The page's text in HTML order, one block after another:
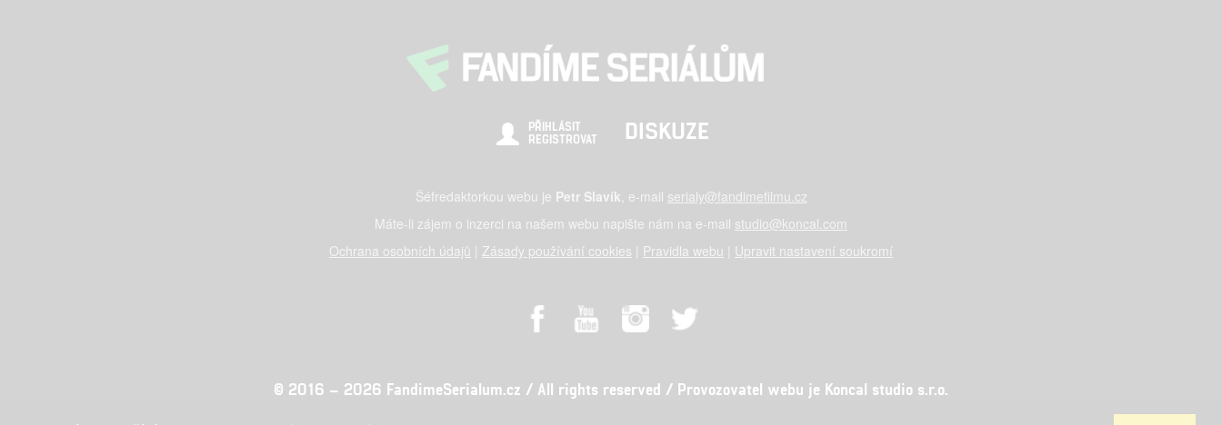
PŘIHLÁSIT
REGISTROVAT
DISKUZE
Šéfredaktorkou webu je Petr Slavík, e-mail serialy@fandimefilmu.cz
Máte-li zájem o inzerci na našem webu napište nám na e-mail studio@koncal.com
Ochrana osobních údajů
Zásady používání cookies Pravidla webu Upravit nastavení soukromí
© 2016 – 2026 FandimeSerialum.cz / All rights reserved / Provozovatel webu je Koncal studio s.r.o.